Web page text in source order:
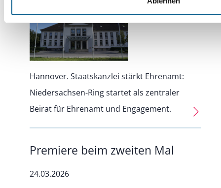
Hannover. Staatskanzlei stärkt Ehrenamt:
Niedersachsen-Ring startet als zentraler
Beirat für Ehrenamt und Engagement.
Premiere beim zweiten Mal
24.03.2026